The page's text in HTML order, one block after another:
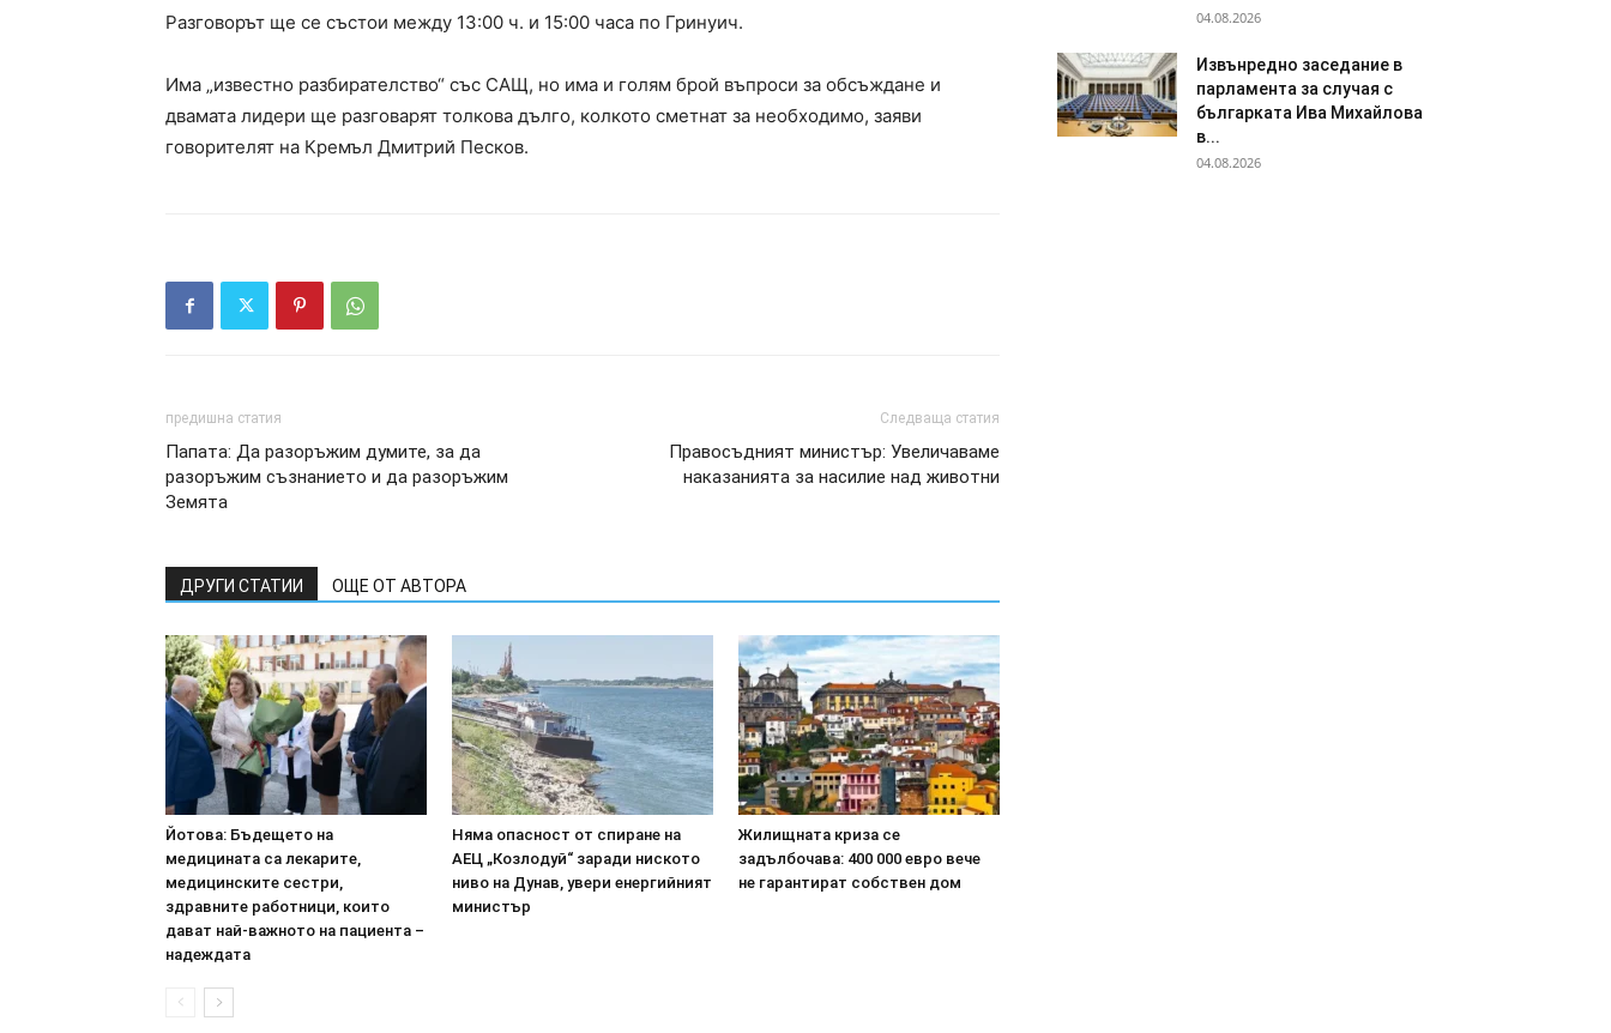
Разговорът ще се състои между 13:00 ч. и 15:00 часа по Гринуич.
Има „известно разбирателство“ със САЩ, но има и голям брой въпроси за обсъждане и
двамата лидери ще разговарят толкова дълго, колкото сметнат за необходимо, заяви
говорителят на Кремъл Дмитрий Песков.
предишна статия
Папата: Да разоръжим думите, за да
разоръжим съзнанието и да разоръжим
Земята
Следваща статия
Правосъдният министър: Увеличаваме
наказанията за насилие над животни
ДРУГИ СТАТИИ ОЩЕ ОТ АВТОРА
Йотова: Бъдещето на
медицината са лекарите,
медицинските сестри,
здравните работници, които
дават най-важното на пациента –
надеждата
Няма опасност от спиране на
АЕЦ „Козлодуй“ заради ниското
ниво на Дунав, увери енергийният
министър
Жилищната криза се
задълбочава: 400 000 евро вече
не гарантират собствен дом
04.08.2026
Извънредно заседание в
парламента за случая с
българката Ива Михайлова
в...
04.08.2026